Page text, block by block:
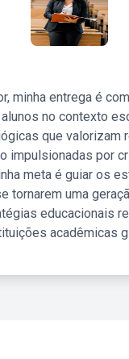
minha entrega é
no contexto
que valorizam
impulsionadas por
meta é guiar os
tornarem uma
educacionais
acadêmicas